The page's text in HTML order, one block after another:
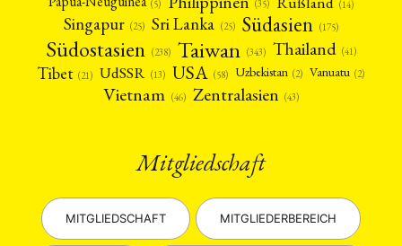
(5) (35) (14)
Singapur (25) Sri Lanka (25) Südasien (175)
Südostasien (238) Taiwan (343) Thailand (41)
Tibet (21) UdSSR (13) USA (58) Uzbekistan (2) Vanuatu (2)
Vietnam (46) Zentralasien (43)
Mitgliedschaft
MITGLIEDSCHAFT MITGLIEDERBEREICH